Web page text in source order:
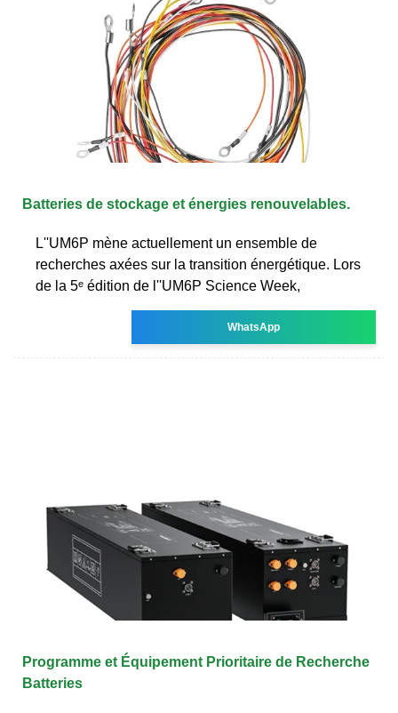
Batteries de stockage et énergies renouvelables.
L''UM6P mène actuellement un ensemble de
recherches axées sur la transition énergétique. Lors
de la 5ᵉ édition de l''UM6P Science Week,
WhatsApp
Programme et Équipement Prioritaire de Recherche
Batteries